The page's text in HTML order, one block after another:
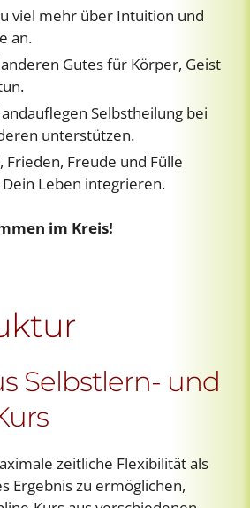
viel mehr über Intuition und
an.
Gutes für Körper, Geist
Selbstheilung bei
unterstützen.
Frieden, Freude und Fülle
Leben integrieren.
im Kreis!
Selbstlern- und
zeitliche Flexibilität als
Ergebnis zu ermöglichen,